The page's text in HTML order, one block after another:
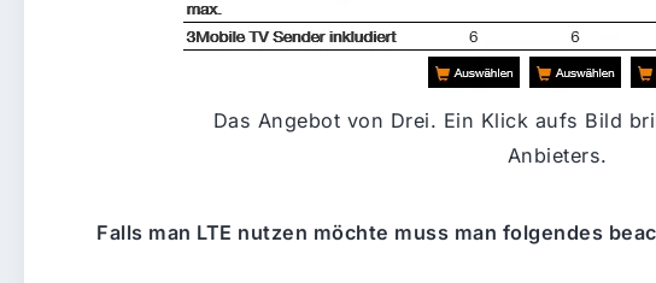
Das Angebot von Drei. Ein Klick aufs Bild
Anbieters.
Falls man LTE nutzen möchte muss man folgendes